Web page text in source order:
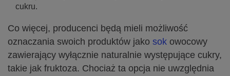
cukru.
Co więcej, producenci będą mieli możliwość
oznaczania swoich produktów jako sok owocowy
zawierający wyłącznie naturalnie występujące cukry,
takie jak fruktoza. Chociaż ta opcja nie uwzględnia